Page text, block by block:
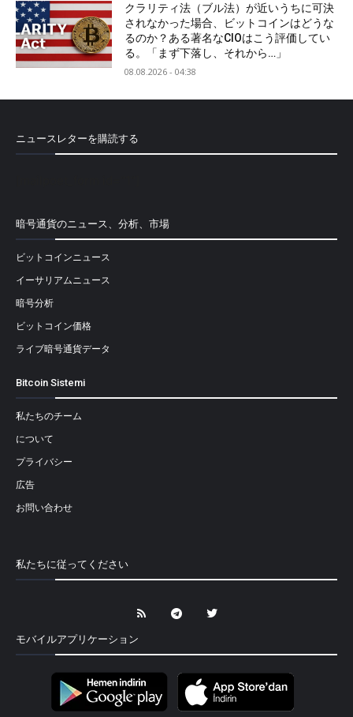
クラリティ法（ブル法）が近いうちに可決
されなかった場合、ビットコインはどうな
るのか？ある著名なCIOはこう評価してい
る。「まず下落し、それから…」
08.08.2026 - 04:38
ニュースレターを購読する
暗号通貨のニュース、分析、市場
ビットコインニュース
イーサリアムニュース
暗号分析
ビットコイン価格
ライブ暗号通貨データ
Bitcoin Sistemi
私たちのチーム
について
プライバシー
広告
お問い合わせ
私たちに従ってください
モバイルアプリケーション